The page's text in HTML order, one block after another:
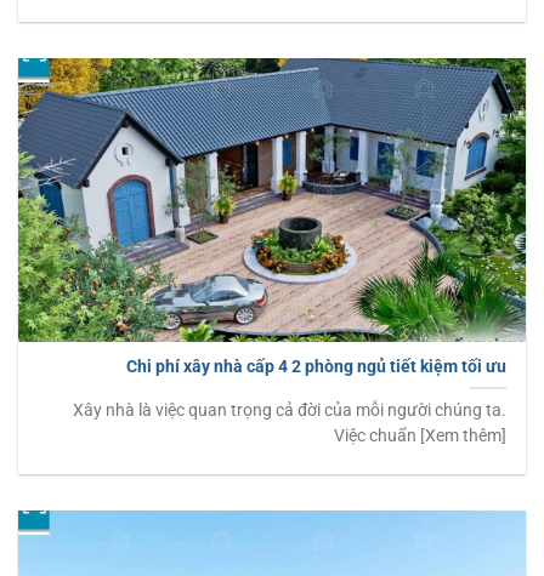
Chi phí xây nhà cấp 4 2 phòng ngủ tiết kiệm tối ưu
Xây nhà là việc quan trọng cả đời của mỗi người chúng ta.
Việc chuẩn [Xem thêm]